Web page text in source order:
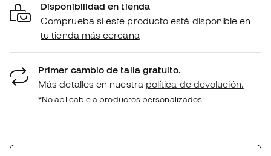
Disponibilidad en tienda
Comprueba si este producto está disponible en
tu tienda más cercana
Primer cambio de talla gratuito.
Más detalles en nuestra política de devolución.
*No aplicable a productos personalizados.